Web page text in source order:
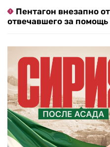
Пентагон внезапно
отвечавшего за